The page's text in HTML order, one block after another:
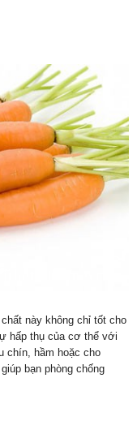
này không chỉ tốt cho
hấp thụ của cơ thể với
chín, hầm hoặc cho
bạn phòng chống